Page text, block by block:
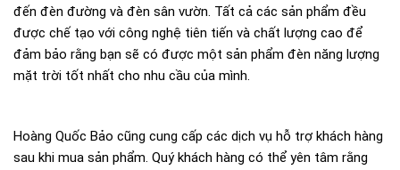
đến đèn đường và đèn sân vườn. Tất cả các sản phẩm đều
được chế tạo với công nghệ tiên tiến và chất lượng cao để
đảm bảo rằng bạn sẽ có được một sản phẩm đèn năng lượng
mặt trời tốt nhất cho nhu cầu của mình.
Hoàng Quốc Bảo cũng cung cấp các dịch vụ hỗ trợ khách hàng
sau khi mua sản phẩm. Quý khách hàng có thể yên tâm rằng